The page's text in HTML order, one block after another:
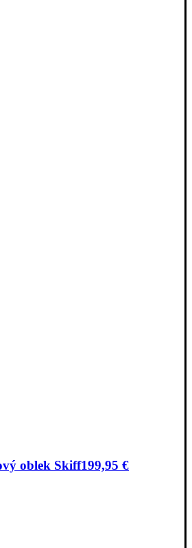
oblek Skiff199,95 €